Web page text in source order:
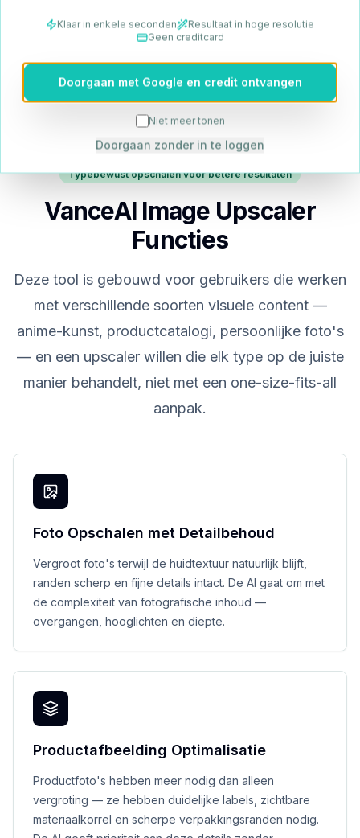
geoptimaliseerd voor jouw specifieke
afbeeldingstype.
Typebewust opschalen voor betere resultaten
VanceAI Image Upscaler
Functies
Deze tool is gebouwd voor gebruikers die werken
met verschillende soorten visuele content —
anime-kunst, productcatalogi, persoonlijke foto's
— en een upscaler willen die elk type op de juiste
manier behandelt, niet met een one-size-fits-all
aanpak.
Foto Opschalen met Detailbehoud
Vergroot foto's terwijl de huidtextuur natuurlijk blijft,
randen scherp en fijne details intact. De AI gaat om met
de complexiteit van fotografische inhoud —
overgangen, hooglichten en diepte.
Productafbeelding Optimalisatie
Productfoto's hebben meer nodig dan alleen
vergroting — ze hebben duidelijke labels, zichtbare
materiaalkorrel en scherpe verpakkingsranden nodig.
Klaar in enkele seconden
Resultaat in hoge resolutie
Geen creditcard
Doorgaan met Google en credit ontvangen
Niet meer tonen
Doorgaan zonder in te loggen